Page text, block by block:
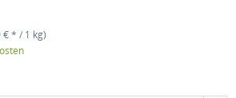
€ * / 1 kg)